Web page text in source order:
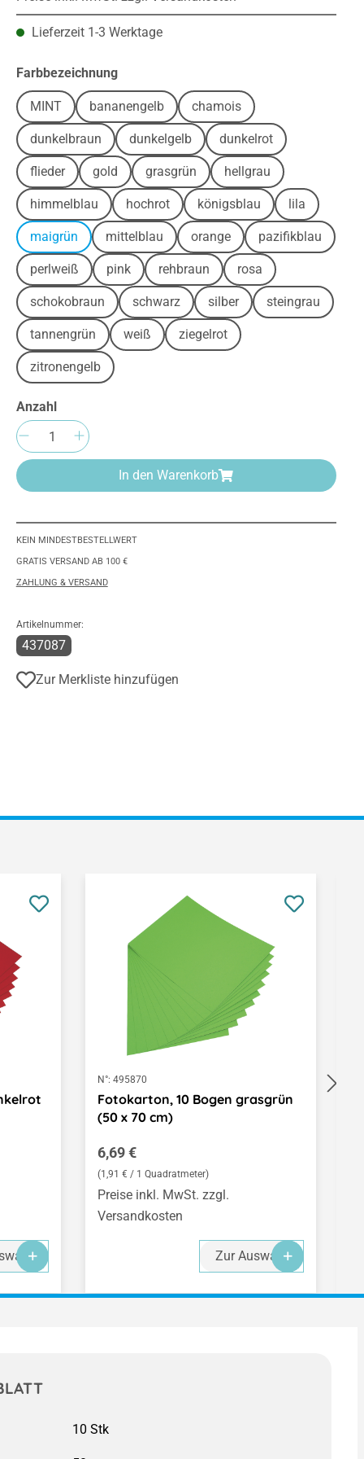
Lieferzeit 1-3 Werktage
Farbbezeichnungauswählen
MINT bananengelb chamois
dunkelbraun dunkelgelb dunkelrot
flieder gold grasgrün hellgrau
himmelblau hochrot königsblau lila
maigrün mittelblau orange pazifikblau
perlweiß pink rehbraun rosa
schokobraun schwarz silber steingrau
tannengrün weiß ziegelrot
zitronengelb
Anzahl
Produkt Anzahl: Gib den gewünschten
In den Warenkorb
KEIN MINDESTBESTELLWERT
GRATIS VERSAND AB 100 €
ZAHLUNG & VERSAND
Artikelnummer:
437087
Zur Merkliste hinzufügen
N°: 495870
Fotokarton, 10 Bogen grasgrün
(50 x 70 cm)
Regulärer Preis:
6,69 €
(1,91 € / 1 Quadratmeter)
Preise inkl. MwSt. zzgl.
Versandkosten
Zur Auswahl